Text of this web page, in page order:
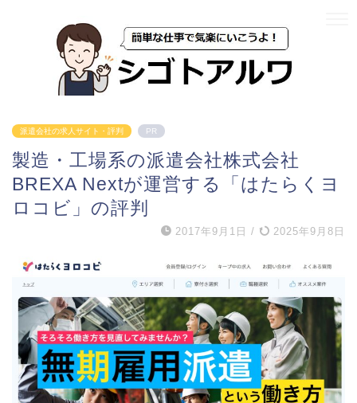
派遣会社の求人サイト・評判 PR
製造・工場系の派遣会社株式会社
BREXA Nextが運営する「はたらくヨ
ロコビ」の評判
2017年9月1日 / 2025年9月8日